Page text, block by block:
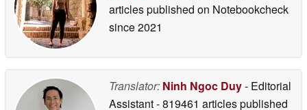
articles published on Notebookcheck
since 2021
Translator: Ninh Ngoc Duy- Editorial
Assistant- 819461 articles published